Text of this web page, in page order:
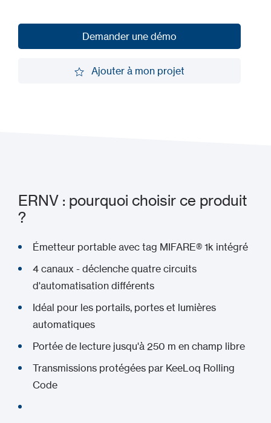
Demander une démo
Ajouter à mon projet
ERNV : pourquoi choisir ce produit
?
Émetteur portable avec tag MIFARE® 1k intégré
4 canaux - déclenche quatre circuits
d'automatisation différents
Idéal pour les portails, portes et lumières
automatiques
Portée de lecture jusqu'à 250 m en champ libre
Transmissions protégées par KeeLoq Rolling
Code